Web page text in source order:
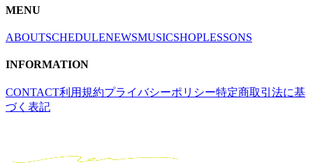
MENU
ABOUTSCHEDULENEWSMUSICSHOPLESSONS
INFORMATION
CONTACT利用規約プライバシーポリシー特定商取引法に基
づく表記